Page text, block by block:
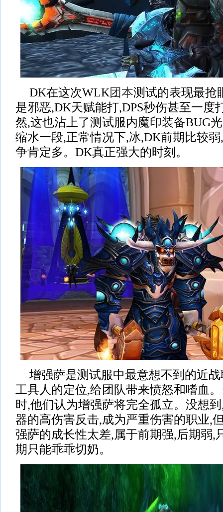
DK在这次WLK团本测试的表现最抢
是邪恶,DK天赋能打,DPS秒伤甚至一度
然,这也沾上了测试服内魔印装备BUG
缩水一段,正常情况下,冰,DK前期比较
争肯定多。DK真正强大的时刻。
增强萨是测试服中最意想不到的近
工具人的定位,给团队带来愤怒和嗜血
时,他们认为增强萨将完全孤立。没想
器的高伤害反击,成为严重伤害的职业,
强萨的成长性太差,属于前期强,后期弱,
期只能乖乖切奶。